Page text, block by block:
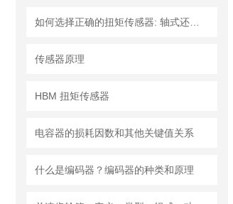
传感器原理
HBM 扭矩传感器
电容器的损耗因数和其他关键值关系
什么是编码器？编码器的种类和原理